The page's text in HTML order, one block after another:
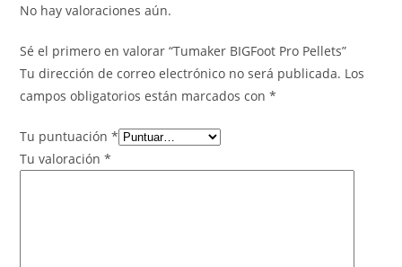
No hay valoraciones aún.
Sé el primero en valorar “Tumaker BIGFoot Pro Pellets”
Tu dirección de correo electrónico no será publicada. Los
campos obligatorios están marcados con*
Tu puntuación*
Tu valoración*